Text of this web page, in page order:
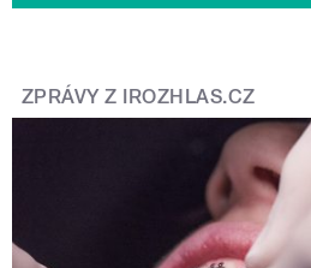
ZPRÁVY Z IROZHLAS.CZ